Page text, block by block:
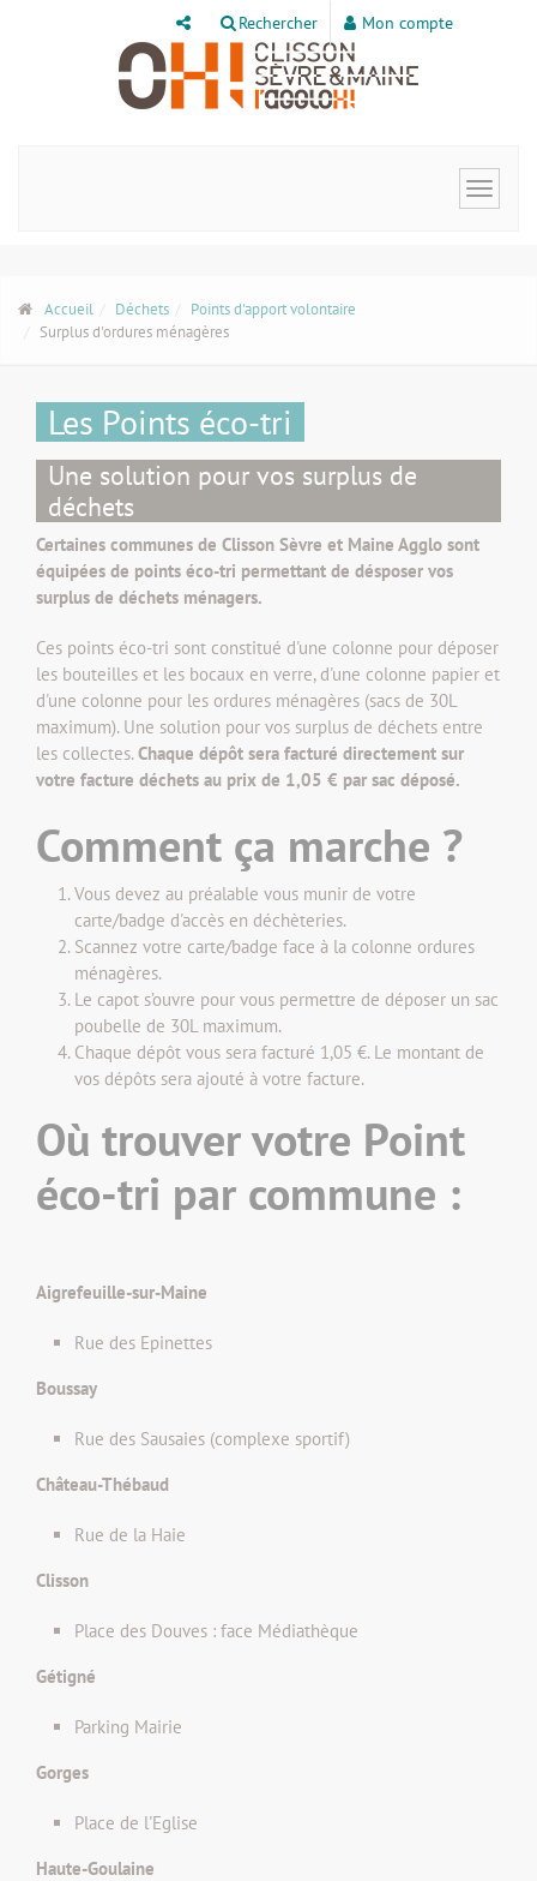
Rechercher Mon compte
Toggle
Accueil Déchets
Points d'apport volontaire
Surplus d'ordures ménagères
Les Points éco-tri
Une solution pour vos surplus de
déchets
Certaines communes de Clisson Sèvre et Maine Agglo sont
équipées de points éco-tri permettant de désposer vos
surplus de déchets ménagers.
Ces points éco-tri sont constitué d'une colonne pour déposer
les bouteilles et les bocaux en verre, d'une colonne papier et
d'une colonne pour les ordures ménagères (sacs de 30L
maximum). Une solution pour vos surplus de déchets entre
les collectes. Chaque dépôt sera facturé directement sur
votre facture déchets au prix de 1,05 € par sac déposé.
Comment ça marche ?
Vous devez au préalable vous munir de votre
carte/badge d'accès en déchèteries.
Scannez votre carte/badge face à la colonne ordures
ménagères.
Le capot s’ouvre pour vous permettre de déposer un sac
poubelle de 30L maximum.
Chaque dépôt vous sera facturé 1,05 €. Le montant de
vos dépôts sera ajouté à votre facture.
Où trouver votre Point
éco-tri par commune :
Aigrefeuille-sur-Maine
Rue des Epinettes
Boussay
Rue des Sausaies (complexe sportif)
Château-Thébaud
Rue de la Haie
Clisson
Place des Douves : face Médiathèque
Gétigné
Parking Mairie
Gorges
Place de l'Eglise
Haute-Goulaine
Panneau de gestion des cookies